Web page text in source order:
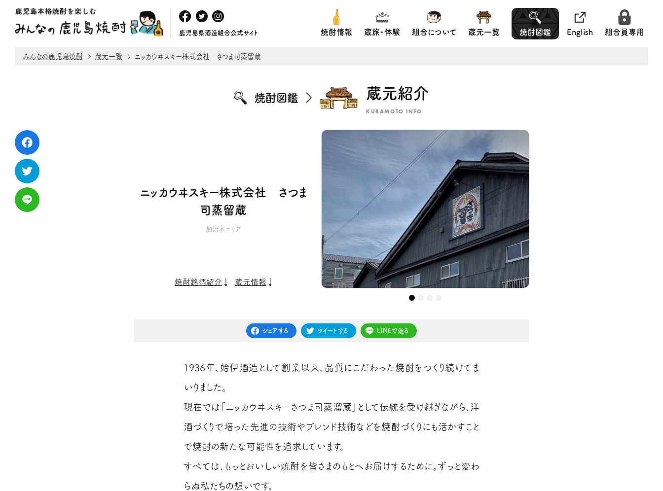
鹿児島県酒造組合公式サイト 焼酎情報 蔵旅・体験 組合について 蔵元一覧 焼酎図鑑 English 組合員専用
みんなの鹿児島焼酎 蔵元一覧 ニッカウヰスキー株式会社 さつま司蒸留蔵
焼酎図鑑 蔵元紹介
KURAMOTO INFO
ニッカウヰスキー株式会社 さつま
司蒸留蔵
加治木エリア
焼酎銘柄紹介 蔵元情報
シェアする ツイートする LINEで送る
1936年、姶伊酒造として創業以来、品質にこだわった焼酎をつくり続けてま
いりました。
現在では「ニッカウヰスキーさつま司蒸溜蔵」として伝統を受け継ぎながら、洋
酒づくりで培った先進の技術やブレンド技術などを焼酎づくりにも活かすこと
で焼酎の新たな可能性を追求しています。
すべては、もっとおいしい焼酎を皆さまのもとへお届けするために。ずっと変わ
らぬ私たちの想いです。